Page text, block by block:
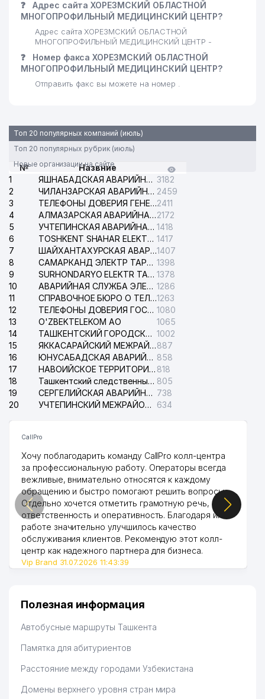
❓
Адрес сайта ХОРЕЗМСКИЙ ОБЛАСТНОЙ
МНОГОПРОФИЛЬНЫЙ МЕДИЦИНСКИЙ ЦЕНТР?
Адрес сайта ХОРЕЗМСКИЙ ОБЛАСТНОЙ
МНОГОПРОФИЛЬНЫЙ МЕДИЦИНСКИЙ ЦЕНТР -
❓
Номер факса ХОРЕЗМСКИЙ ОБЛАСТНОЙ
МНОГОПРОФИЛЬНЫЙ МЕДИЦИНСКИЙ ЦЕНТР?
Отправить факс вы можете на номер .
Топ 20 популярных компаний (июль)
Топ 20 популярных рубрик (июль)
Новые организации на сайте
№
Назвние
1
ЯШНАБАДСКАЯ АВАРИЙНАЯ СЛУЖБА ЭЛЕКТРОСЕТИ 3182
2
ЧИЛАНЗАРСКАЯ АВАРИЙНАЯ СЛУЖБА ЭЛЕКТРОСЕТИ 2459
3
ТЕЛЕФОНЫ ДОВЕРИЯ ГЕНЕРАЛЬНОЙ ПРОКУРАТУРЫ РЕСПУБЛИКИ УЗБЕКИСТАН2411
4
АЛМАЗАРСКАЯ АВАРИЙНАЯ СЛУЖБА ЭЛЕКТРОСЕТИ2172
5
УЧТЕПИНСКАЯ АВАРИЙНАЯ СЛУЖБА ЭЛЕКТРОСЕТИ 1418
6
TOSHKENT SHAHAR ELEKTR TARMOQLARI KORXONASI АО 1417
7
ШАЙХАНТАХУРСКАЯ АВАРИЙНАЯ СЛУЖБА ЭЛЕКТРОСЕТИ1407
8
САМАРКАНД ЭЛЕКТР ТАРМОКЛАРИ АО 1398
9
SURHONDARYO ELEKTR TARMOKLARI АО 1378
10
АВАРИЙНАЯ СЛУЖБА ЭЛЕКТРОСЕТИ ТАШКЕНТСКОГО РАЙОНА 1286
11
СПРАВОЧНОЕ БЮРО О ТЕЛЕФОНАХ ОРГАНИЗАЦИЙ г. ТАШКЕНТА1263
12
ТЕЛЕФОНЫ ДОВЕРИЯ ГОСУДАРСТВЕННОГО ЦЕНТРА ТЕСТИРОВАНИЯ 1080
13
O'ZBEKTELEKOM АО
1065
14
ТАШКЕНТСКИЙ ГОРОДСКОЙ СУД ПО ГРАЖДАНСКИМ ДЕЛАМ 1002
15
ЯККАСАРАЙСКИЙ МЕЖРАЙОННЫЙ СУД ПО ГРАЖДАНСКИМ ДЕЛАМ887
16
ЮНУСАБАДСКАЯ АВАРИЙНАЯ СЛУЖБА ЭЛЕКТРОСЕТИ 858
17
НАВОИЙСКОЕ ТЕРРИТОРИАЛЬНОЕ ПРЕДПРИЯТИЕ ЭЛЕКТРОСЕТИ АО 818
18
Ташкентский следственный изолятор 805
19
СЕРГЕЛИЙСКАЯ АВАРИЙНАЯ СЛУЖБА ЭЛЕКТРОСЕТИ 738
20
УЧТЕПИНСКИЙ МЕЖРАЙОННЫЙ СУД ПО ГРАЖДАНСКИМ ДЕЛАМ 634
CallPro
Хочу поблагодарить команду CallPro колл-центра
за профессиональную работу. Операторы всегда
вежливые, внимательно относятся к каждому
обращению и быстро помогают решить вопросы.
Отдельно хочется отметить грамотную речь,
ответственность и оперативность. Благодаря их
работе значительно улучшилось качество
обслуживания клиентов. Рекомендую этот колл-
центр как надежного партнера для бизнеса.
Vip Brand 31.07.2026 11:43:39
Полезная информация
Автобусные маршруты Ташкента
Памятка для абитуриентов
Расстояние между городами Узбекистана
Домены верхнего уровня стран мира